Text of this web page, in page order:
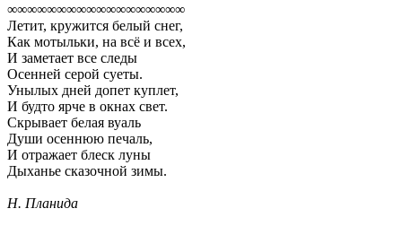
∞∞∞∞∞∞∞∞∞∞∞∞∞∞∞∞∞∞
Летит, кружится белый снег,
Как мотыльки, на всё и всех,
И заметает все следы
Осенней серой суеты.
Унылых дней допет куплет,
И будто ярче в окнах свет.
Скрывает белая вуаль
Души осеннюю печаль,
И отражает блеск луны
Дыханье сказочной зимы.
Н. Планида